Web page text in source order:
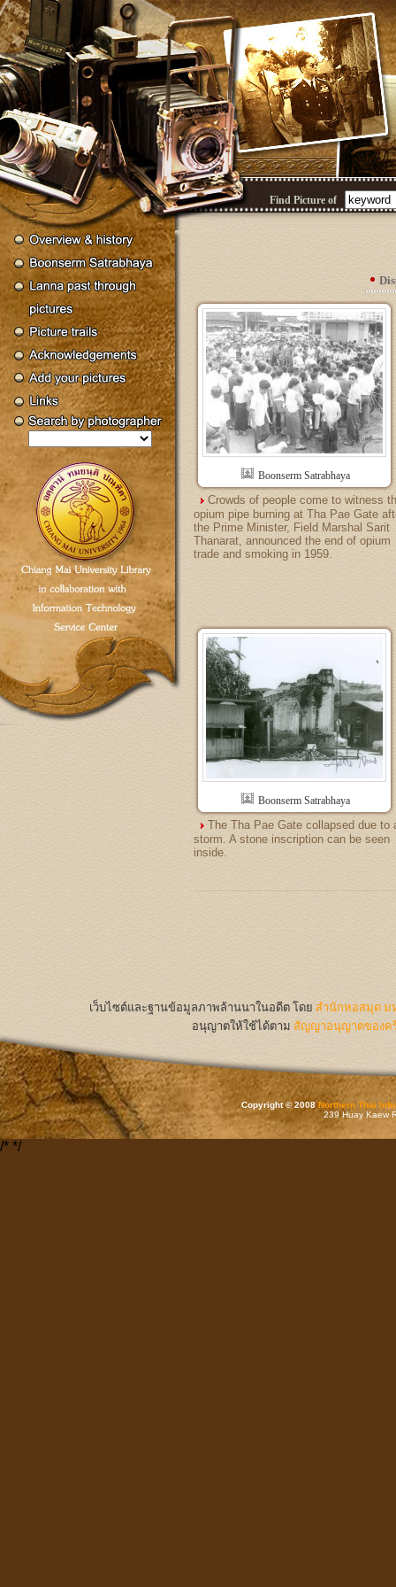
Find Picture of
Boonserm Satrabhaya
Crowds of people come to witness
opium pipe burning at Tha Pae Gate
the Prime Minister, Field Marshal Sarit
Thanarat, announced the end of opium
trade and smoking in 1959.
Boonserm Satrabhaya
The Tha Pae Gate collapsed due to
storm. A stone inscription can be seen
inside.
เว็บไซต์และฐานข้อมูลภาพล้านนาในอดีต โดย สำนักหอสมุด ม
อนุญาตให้ใช้ได้ตาม สัญญาอนุญาตของค
Copyright © 2008Northern Thai
239 Huay Kaew
/* */